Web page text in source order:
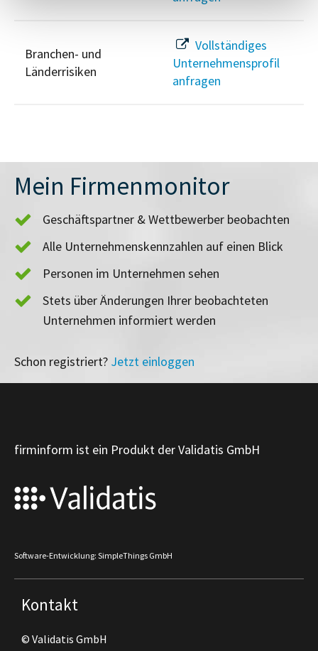
Branchen- und
Länderrisiken
Vollständiges
Unternehmensprofil
anfragen
Mein Firmenmonitor
Geschäftspartner & Wettbewerber beobachten
Alle Unternehmenskennzahlen auf einen Blick
Personen im Unternehmen sehen
Stets über Änderungen Ihrer beobachteten
Unternehmen informiert werden
Schon registriert? Jetzt einloggen
firminform ist ein Produkt der Validatis GmbH
Software-Entwicklung: SimpleThings GmbH
Kontakt
© Validatis GmbH